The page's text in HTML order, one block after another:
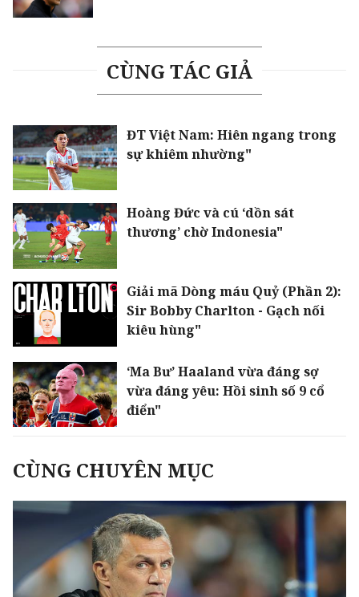
CÙNG TÁC GIẢ
ĐT Việt Nam: Hiên ngang trong
sự khiêm nhường"
Hoàng Đức và cú ‘dồn sát
thương’ chờ Indonesia"
Giải mã Dòng máu Quỷ (Phần 2):
Sir Bobby Charlton - Gạch nối
kiêu hùng"
‘Ma Bư’ Haaland vừa đáng sợ
vừa đáng yêu: Hồi sinh số 9 cổ
điển"
CÙNG CHUYÊN MỤC